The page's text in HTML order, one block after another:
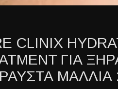
CLINIX
ΓΙΑ
ΜΑΛΛΙΑ